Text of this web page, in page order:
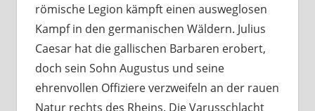
römische Legion kämpft einen ausweglosen
Kampf in den germanischen Wäldern. Julius
Caesar hat die gallischen Barbaren erobert,
doch sein Sohn Augustus und seine
ehrenvollen Offiziere verzweifeln an der rauen
Natur rechts des Rheins. Die Varusschlacht